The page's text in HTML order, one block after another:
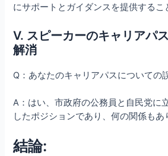
にサポートとガイダンスを提供するこ
V. スピーカーのキャリアパ
解消
Q：あなたのキャリアパスについての
A：はい、市政府の公務員と自民党に
したポジションであり、何の関係もあ
結論: